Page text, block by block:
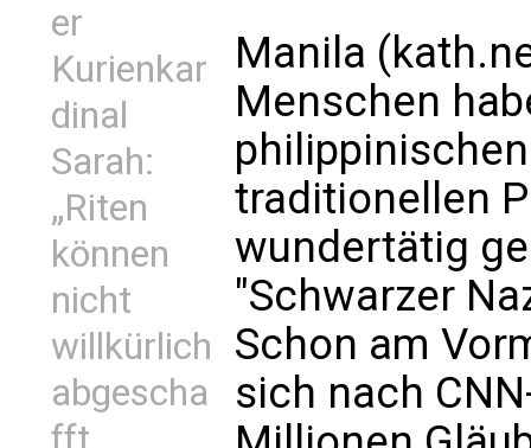
er
Kurienkar
dinal
Sarah:
„Riten
können
nicht
willkürlich
abgescha
fft
Manila
Menschen
traditionellen
wundertätig
"Schwarzer
Schon am
sich nach